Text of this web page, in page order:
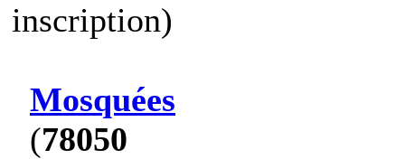
inscription)
Mosquées
(78050